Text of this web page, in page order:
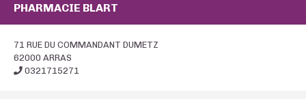
PHARMACIE BLART
71 RUE DU COMMANDANT DUMETZ
62000 ARRAS
0321715271